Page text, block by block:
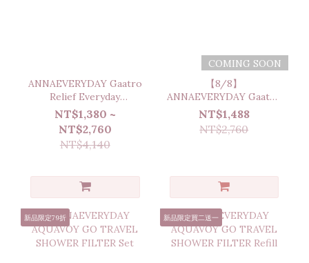
ANNAEVERYDAY Gaatro
Relief Everyday
Supplement
NT$1,380 ~
NT$2,760
NT$4,140
COMING SOON
【8/8】
ANNAEVERYDAY Gaatro
Relief Everyday
Supplement
NT$1,488
NT$2,760
新品限定79折 新品限定買二送一